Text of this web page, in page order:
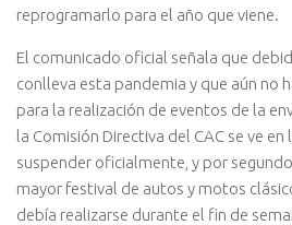
reprogramarlo para el año que viene.
El comunicado oficial señala que
conlleva esta pandemia y que aún no
para la realización de eventos de la
la Comisión Directiva del CAC se ve
suspender oficialmente, y por
mayor festival de autos y motos
debía realizarse durante el fin de